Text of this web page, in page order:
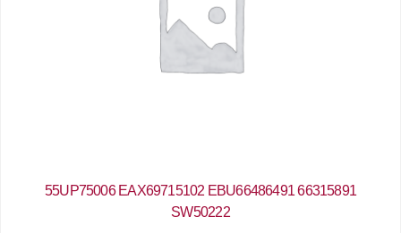
55UP75006 EAX69715102 EBU66486491 66315891
SW50222